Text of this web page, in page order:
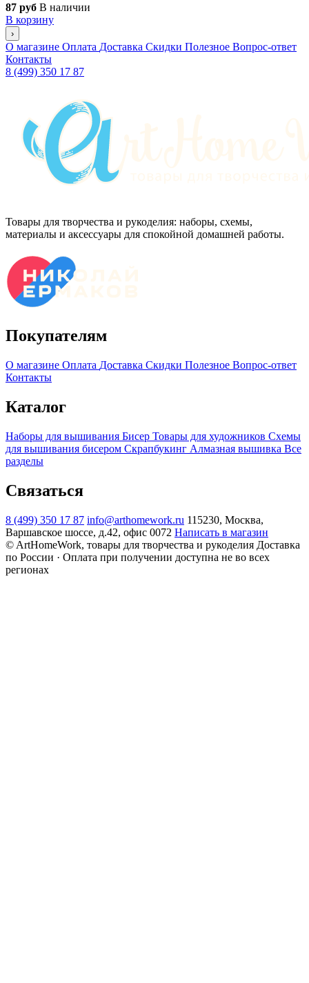
87 руб В наличии
В корзину
›
О магазине Оплата Доставка Скидки Полезное Вопрос-ответ
Контакты
8 (499) 350 17 87
Товары для творчества и рукоделия: наборы, схемы,
материалы и аксессуары для спокойной домашней работы.
Покупателям
О магазине Оплата Доставка Скидки Полезное Вопрос-ответ
Контакты
Каталог
Наборы для вышивания Бисер Товары для художников Схемы
для вышивания бисером Скрапбукинг Алмазная вышивка Все
разделы
Связаться
8 (499) 350 17 87 info@arthomework.ru 115230, Москва,
Варшавское шоссе, д.42, офис 0072 Написать в магазин
© ArtHomeWork, товары для творчества и рукоделия Доставка
по России · Оплата при получении доступна не во всех
регионах